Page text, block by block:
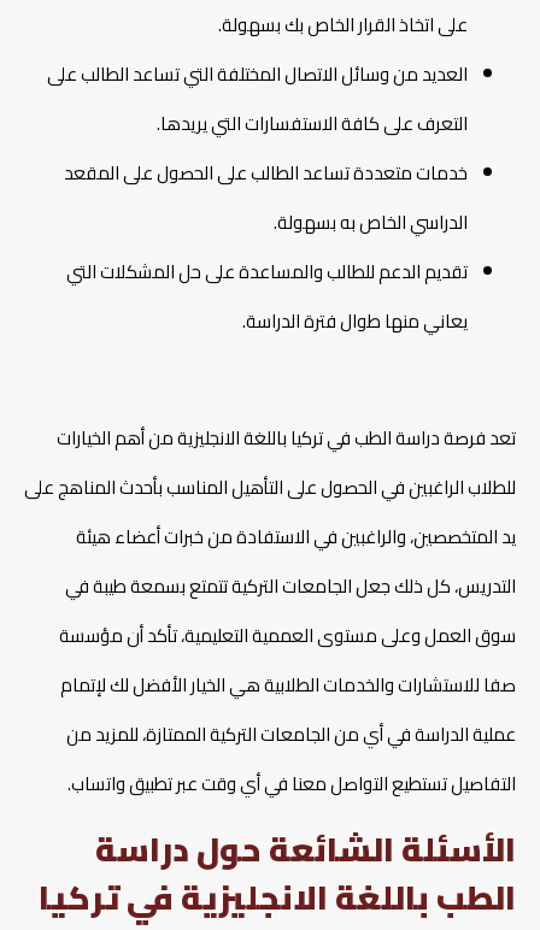
على اتخاذ القرار الخاص بك بسهولة.
العديد من وسائل الاتصال المختلفة التي تساعد الطالب على
التعرف على كافة الاستفسارات التي يريدها.
خدمات متعددة تساعد الطالب على الحصول على المقعد
الدراسي الخاص به بسهولة.
تقديم الدعم للطالب والمساعدة على حل المشكلات التي
يعاني منها طوال فترة الدراسة.
تعد فرصة دراسة الطب في تركيا باللغة الانجليزية من أهم الخيارات
للطلاب الراغبين في الحصول على التأهيل المناسب بأحدث المناهج على
يد المتخصصين، والراغبين في الاستفادة من خبرات أعضاء هيئة
التدريس، كل ذلك جعل الجامعات التركية تتمتع بسمعة طيبة في
سوق العمل وعلى مستوى العممية التعليمية، تأكد أن مؤسسة
صفا للاستشارات والخدمات الطلابية هي الخيار الأفضل لك لإتمام
عملية الدراسة في أي من الجامعات التركية الممتازة، للمزيد من
التفاصيل تستطيع التواصل معنا في أي وقت عبر تطبيق واتساب.
الأسئلة الشائعة حول دراسة
الطب باللغة الانجليزية في تركيا